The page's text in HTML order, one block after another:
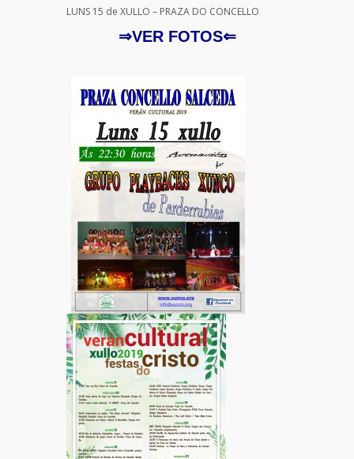
LUNS 15 de XULLO – PRAZA DO CONCELLO
⇒VER FOTOS⇐